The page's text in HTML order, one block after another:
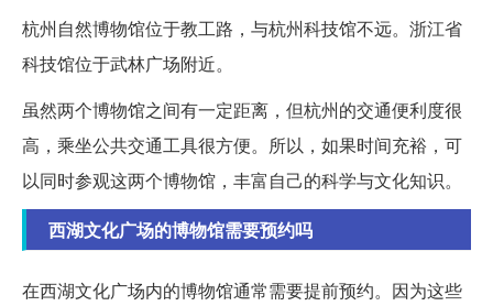
杭州自然博物馆位于教工路，与杭州科技馆不远。浙江省
科技馆位于武林广场附近。
虽然两个博物馆之间有一定距离，但杭州的交通便利度很
高，乘坐公共交通工具很方便。所以，如果时间充裕，可
以同时参观这两个博物馆，丰富自己的科学与文化知识。
西湖文化广场的博物馆需要预约吗
在西湖文化广场内的博物馆通常需要提前预约。因为这些